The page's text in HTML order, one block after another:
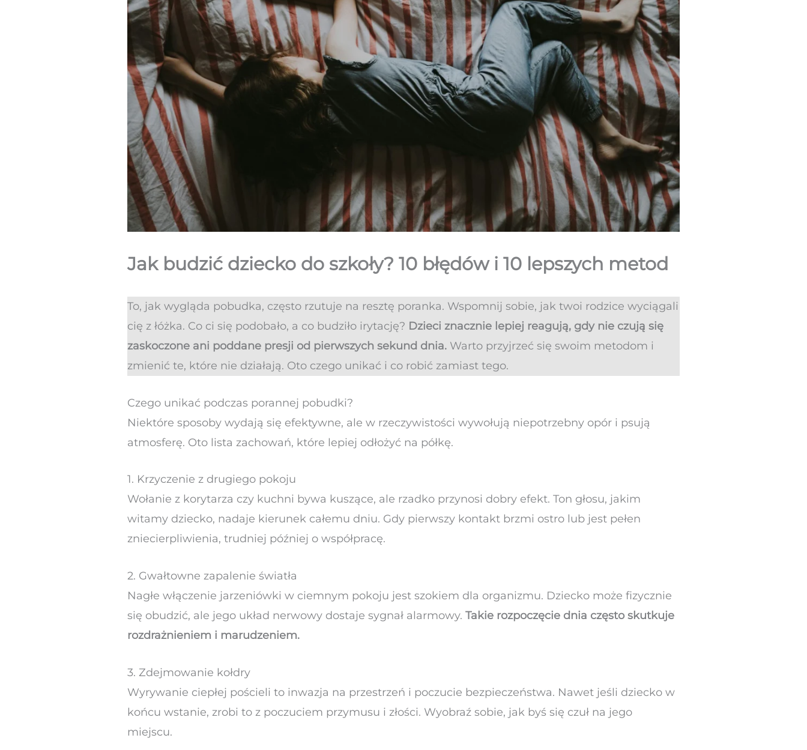
Jak budzić dziecko do szkoły? 10 błędów i 10 lepszych metod
To, jak wygląda pobudka, często rzutuje na resztę poranka. Wspomnij sobie, jak twoi rodzice wyciągali
cię z łóżka. Co ci się podobało, a co budziło irytację? Dzieci znacznie lepiej reagują, gdy nie czują się
zaskoczone ani poddane presji od pierwszych sekund dnia. Warto przyjrzeć się swoim metodom i
zmienić te, które nie działają. Oto czego unikać i co robić zamiast tego.
Czego unikać podczas porannej pobudki?
Niektóre sposoby wydają się efektywne, ale w rzeczywistości wywołują niepotrzebny opór i psują
atmosferę. Oto lista zachowań, które lepiej odłożyć na półkę.
1. Krzyczenie z drugiego pokoju
Wołanie z korytarza czy kuchni bywa kuszące, ale rzadko przynosi dobry efekt. Ton głosu, jakim
witamy dziecko, nadaje kierunek całemu dniu. Gdy pierwszy kontakt brzmi ostro lub jest pełen
zniecierpliwienia, trudniej później o współpracę.
2. Gwałtowne zapalenie światła
Nagłe włączenie jarzeniówki w ciemnym pokoju jest szokiem dla organizmu. Dziecko może fizycznie
się obudzić, ale jego układ nerwowy dostaje sygnał alarmowy.Takie rozpoczęcie dnia często skutkuje
rozdrażnieniem i marudzeniem.
3. Zdejmowanie kołdry
Wyrywanie ciepłej pościeli to inwazja na przestrzeń i poczucie bezpieczeństwa. Nawet jeśli dziecko w
końcu wstanie, zrobi to z poczuciem przymusu i złości. Wyobraź sobie, jak byś się czuł na jego
miejscu.